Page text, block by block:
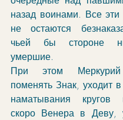
назад воинами. Все
не остаются
чьей бы стороне
умершие.
При этом Меркурий
поменять Знак, уходит
наматывания кругов
скоро Венера в Деву,